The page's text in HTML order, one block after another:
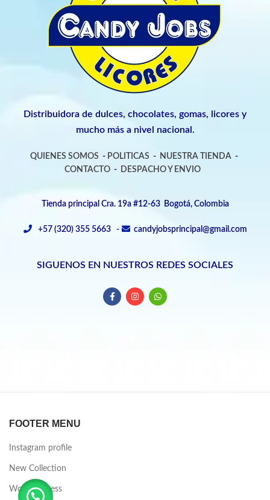
Distribuidora de dulces, chocolates, gomas, licores y
mucho más a nivel nacional.
QUIENES SOMOS - POLITICAS - NUESTRA TIENDA -
CONTACTO- DESPACHO Y ENVIO
Tienda principal Cra. 19a #12-63 Bogotá, Colombia
+57 (320) 355 5663 - candyjobsprincipal@gmail.com
SIGUENOS EN NUESTROS REDES SOCIALES
FOOTER MENU
Instagram profile
New Collection
Woman Dress